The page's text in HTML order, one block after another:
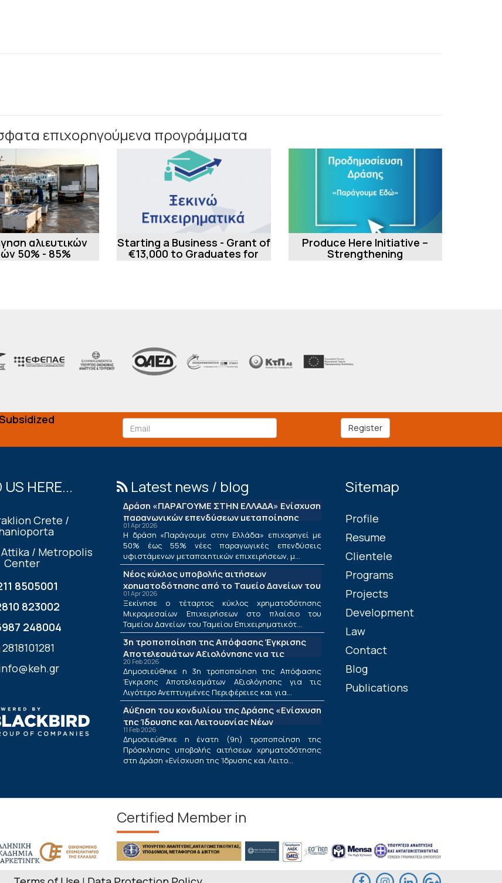
επιχορηγούμενα προγράμματα
αλιευτικών
50% - 85%
Starting a Business - Grant of
€13,000 to Graduates for
Produce Here Initiative –
Strengthening
Manufacturing Investments
Register
US HERE...
Crete /
/ Metropolis
Center
8505001
823002
248004
2818101281
Latest news / blog
Δράση «ΠΑΡΑΓΟΥΜΕ ΣΤΗΝ ΕΛΛΑΔΑ» Ενίσχυση
παραγωγικών επενδύσεων μεταποίησης
01 Apr 2026
Η δράση «Παράγουμε στην Ελλάδα» επιχορηγεί με
50% έως 55% νέες παραγωγικές επενδύσεις
υφιστάμενων μεταποιητικών επιχειρήσεων, μ...
Νέος κύκλος υποβολής αιτήσεων
χρηματοδότησης από το Ταμείο Δανείων του
ΤΕΠΙΧ ΙΙΙ
01 Apr 2026
Ξεκίνησε ο τέταρτος κύκλος χρηματοδότησης
Μικρομεσαίων Επιχειρήσεων στο πλαίσιο του
Ταμείου Δανείων του Ταμείου Επιχειρηματικότ...
3η τροποποίηση της Απόφασης Έγκρισης
Αποτελεσμάτων Αξιολόγησης για τις
Λιγότερο Ανεπτυγμένες Περιφέρειες και για
τις Περιφέρειες Μετάβασης στο πλαίσιο της
Δράσης «Ενίσχυση της Ίδρυσης και
Λειτουργίας Νέων Μικρομεσαίων
Τουριστικών Επιχειρήσεων»
20 Feb 2026
Δημοσιεύθηκε η 3η τροποποίηση της Απόφασης
Έγκρισης Αποτελεσμάτων Αξιολόγησης για τις
Λιγότερο Ανεπτυγμένες Περιφέρειες και για...
Αύξηση του κονδυλίου της Δράσης «Ενίσχυση
της Ίδρυσης και Λειτουργίας Νέων
Μικρομεσαίων Τουριστικών Επιχειρήσεων»
11 Feb 2026
Δημοσιεύθηκε η ένατη (9η) τροποποίηση της
Πρόσκλησης υποβολής αιτήσεων χρηματοδότησης
στη Δράση «Ενίσχυση της Ίδρυσης και Λειτο...
Sitemap
Profile
Resume
Clientele
Programs
Projects
Development
Law
Contact
Blog
Publications
Certified Member in